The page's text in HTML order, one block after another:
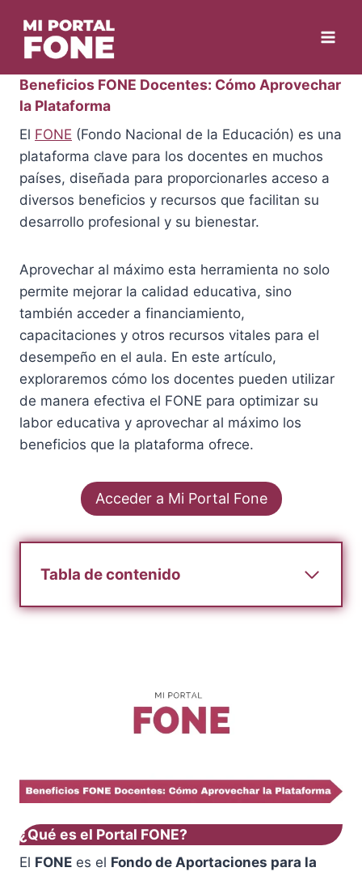
content
Beneficios FONE Docentes: Cómo Aprovechar
la Plataforma
El FONE (Fondo Nacional de la Educación) es una
plataforma clave para los docentes en muchos
países, diseñada para proporcionarles acceso a
diversos beneficios y recursos que facilitan su
desarrollo profesional y su bienestar.
Aprovechar al máximo esta herramienta no solo
permite mejorar la calidad educativa, sino
también acceder a financiamiento,
capacitaciones y otros recursos vitales para el
desempeño en el aula. En este artículo,
exploraremos cómo los docentes pueden utilizar
de manera efectiva el FONE para optimizar su
labor educativa y aprovechar al máximo los
beneficios que la plataforma ofrece.
Acceder a Mi Portal Fone
Tabla de contenido
¿Qué es el Portal FONE?
El FONE es el Fondo de Aportaciones para la